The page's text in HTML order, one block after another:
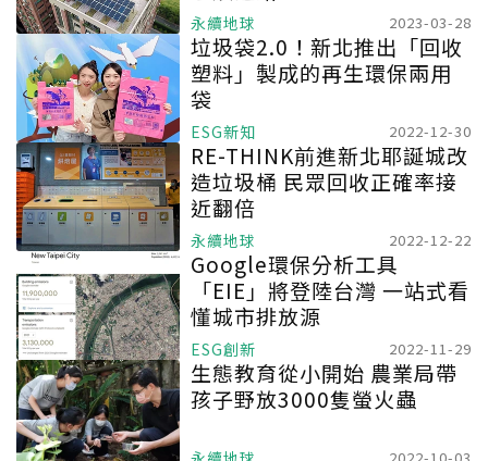
永續地球 2023-03-28
垃圾袋2.0！新北推出「回收
塑料」製成的再生環保兩用
袋
ESG新知 2022-12-30
RE-THINK前進新北耶誕城改
造垃圾桶 民眾回收正確率接
近翻倍
永續地球 2022-12-22
Google環保分析工具
「EIE」將登陸台灣 一站式看
懂城市排放源
ESG創新 2022-11-29
生態教育從小開始 農業局帶
孩子野放3000隻螢火蟲